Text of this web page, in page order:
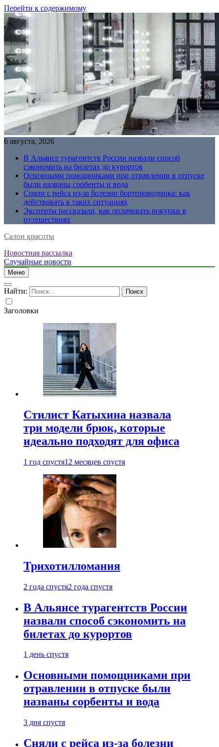
Перейти к содержимому
6 августа, 2026
В Альянсе турагентств России назвали способ
сэкономить на билетах до курортов
Основными помощниками при отравлении в отпуске
были названы сорбенты и вода
Сняли с рейса из-за болезни бортпроводника: как
действовать в таких ситуациях
Эксперты рассказали, как оплачивать покупки в
путешествиях
Салон красоты
Новостная рассылка
Случайные новости
Меню
Найти:
Заголовки
Стилист Катыхина назвала
три модели брюк, которые
идеально подходят для офиса
1 год спустя12 месяцев спустя
Трихотилломания
2 года спустя2 года спустя
В Альянсе турагентств России
назвали способ сэкономить на
билетах до курортов
1 день спустя
Основными помощниками при
отравлении в отпуске были
названы сорбенты и вода
3 дня спустя
Сняли с рейса из-за болезни